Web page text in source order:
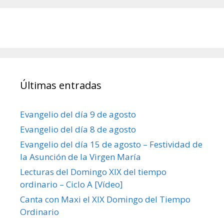
Últimas entradas
Evangelio del día 9 de agosto
Evangelio del día 8 de agosto
Evangelio del día 15 de agosto – Festividad de
la Asunción de la Virgen María
Lecturas del Domingo XIX del tiempo
ordinario – Ciclo A [Vídeo]
Canta con Maxi el XIX Domingo del Tiempo
Ordinario